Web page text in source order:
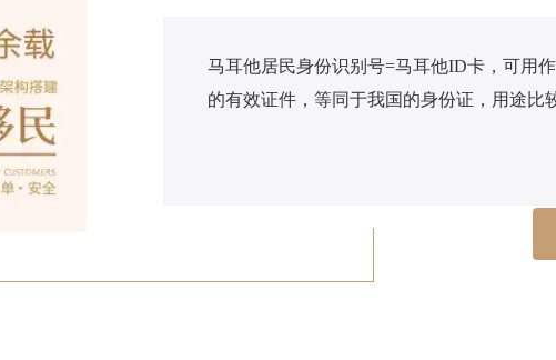
马耳他居民身份识别号=马耳他ID卡，可用
的有效证件，等同于我国的身份证，用途比